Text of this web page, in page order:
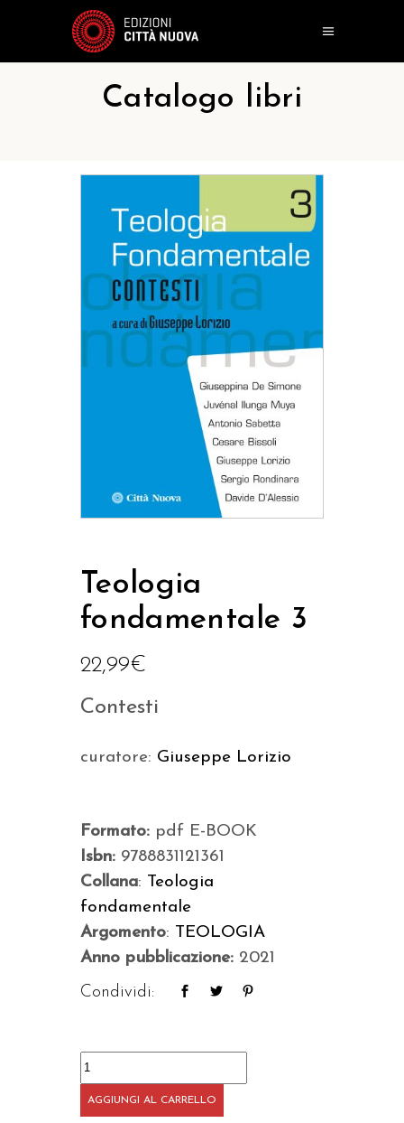
Catalogo libri
Teologia
fondamentale 3
22,99€
Contesti
curatore: Giuseppe Lorizio
Formato: pdf E-BOOK
Isbn: 9788831121361
Collana: Teologia
fondamentale
Argomento: TEOLOGIA
Anno pubblicazione: 2021
Condividi:
Teologia
fondamentale
3
AGGIUNGI AL CARRELLO